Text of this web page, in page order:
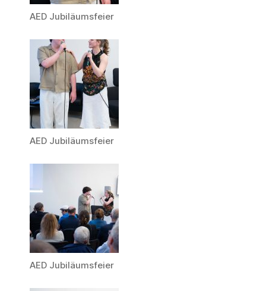
AED Jubiläumsfeier
AED Jubiläumsfeier
AED Jubiläumsfeier